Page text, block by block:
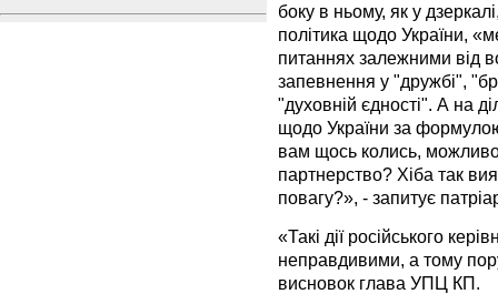
боку в ньому, як у
політика щодо України,
питаннях залежними від
запевнення у "дружбі",
"духовній єдності". А на
щодо України за
вам щось колись,
партнерство? Хіба так
повагу?», - запитує
«Такі дії російського
неправдивими, а тому
висновок глава УПЦ КП.